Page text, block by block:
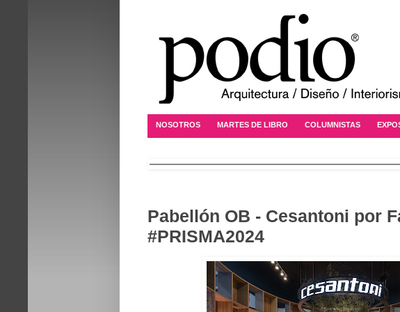
NOSOTROS MARTES DE LIBRO COLUMNISTAS
Pabellón OB - Cesantoni por
#PRISMA2024